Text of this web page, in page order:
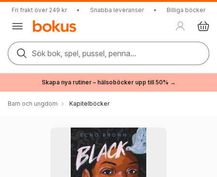
Fri frakt över 249 kr • Snabba leveranser • Billiga böcker
Sök bok, spel, pussel, penna...
Skapa nya rutiner – hälsoböcker upp till 50% →
Barn och ungdom Kapitelböcker